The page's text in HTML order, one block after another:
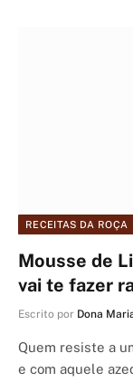
RECEITAS DA ROÇA
Mousse de
vai te fazer
Escrito por Dona
Quem resiste a
e com aquele